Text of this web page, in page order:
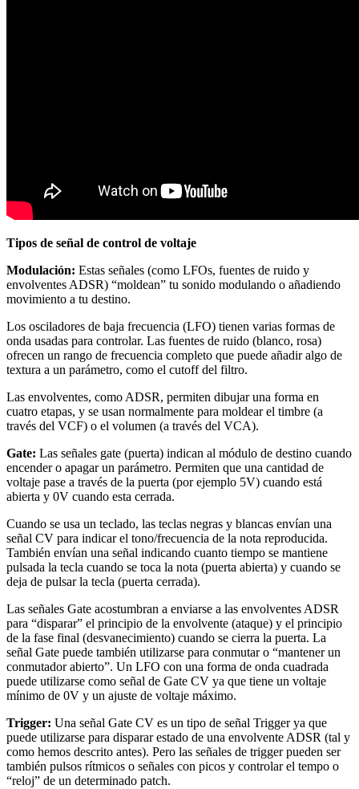
Tipos de señal de control de voltaje
Modulación: Estas señales (como LFOs, fuentes de ruido y
envolventes ADSR) “moldean” tu sonido modulando o añadiendo
movimiento a tu destino.
Los osciladores de baja frecuencia (LFO) tienen varias formas de
onda usadas para controlar. Las fuentes de ruido (blanco, rosa)
ofrecen un rango de frecuencia completo que puede añadir algo de
textura a un parámetro, como el cutoff del filtro.
Las envolventes, como ADSR, permiten dibujar una forma en
cuatro etapas, y se usan normalmente para moldear el timbre (a
través del VCF) o el volumen (a través del VCA).
Gate: Las señales gate (puerta) indican al módulo de destino cuando
encender o apagar un parámetro. Permiten que una cantidad de
voltaje pase a través de la puerta (por ejemplo 5V) cuando está
abierta y 0V cuando esta cerrada.
Cuando se usa un teclado, las teclas negras y blancas envían una
señal CV para indicar el tono/frecuencia de la nota reproducida.
También envían una señal indicando cuanto tiempo se mantiene
pulsada la tecla cuando se toca la nota (puerta abierta) y cuando se
deja de pulsar la tecla (puerta cerrada).
Las señales Gate acostumbran a enviarse a las envolventes ADSR
para “disparar” el principio de la envolvente (ataque) y el principio
de la fase final (desvanecimiento) cuando se cierra la puerta. La
señal Gate puede también utilizarse para conmutar o “mantener un
conmutador abierto”. Un LFO con una forma de onda cuadrada
puede utilizarse como señal de Gate CV ya que tiene un voltaje
mínimo de 0V y un ajuste de voltaje máximo.
Trigger: Una señal Gate CV es un tipo de señal Trigger ya que
puede utilizarse para disparar estado de una envolvente ADSR (tal y
como hemos descrito antes). Pero las señales de trigger pueden ser
también pulsos rítmicos o señales con picos y controlar el tempo o
“reloj” de un determinado patch.